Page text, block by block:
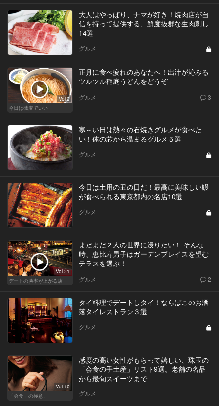
大人はやっぱり、ナマが好き！焼肉店が自
信を持って提供する、鮮度抜群な生肉刺し
14選
グルメ
Vol.2
今日は蕎麦でいい
正月に食べ疲れのあなたへ！出汁が沁みる
ツルツル稲庭うどんをどうぞ
グルメ 3
寒～い日は熱々の石焼きグルメが食べた
い！体の芯から温まるグルメ５選
グルメ
今日は土用の丑の日だ！最高に美味しい鰻
が食べられる東京都内の名店10選
グルメ
Vol.21
デートの勝率が上がる店
まだまだ２人の世界に浸りたい！ そんな
時、恵比寿男子はガーデンプレイスを望む
テラスを選ぶ！
グルメ 2
タイ料理でデートしタイ！ならばこのお洒
落タイレストラン３選
グルメ
Vol.10
「会食」の極意。
感度の高い女性がもらって嬉しい、珠玉の
「会食の手土産」リスト9選。老舗の名品
から最旬スイーツまで
グルメ